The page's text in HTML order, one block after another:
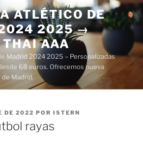
ATLÉTICO DE
2025 →
AAA
Madrid 2024 2025 – Personalizadas
68 euros. Ofrecemos nueva
Madrid.
DE 2022 POR ISTERN
rayas